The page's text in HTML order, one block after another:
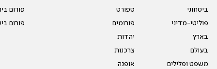
ביטחוני
פוליטי-מדיני
בארץ
בעולם
משפט ופלילים
ספורט
פורומים
יהדות
צרכנות
אופנה
פורום
פורום